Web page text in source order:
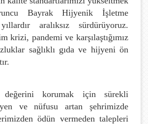
Bayrak Hijyenik İşletme
yıllardır aralıksız sürdürüyoruz.
krizi, pandemi ve karşılaştığımız
sağlıklı gıda ve hijyeni ön
değerini korumak için sürekli
ve nüfusu artan şehrimizde
ödün vermeden talepleri